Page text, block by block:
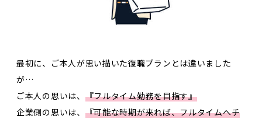
最初に、ご本人が思い描いた復職プランとは違いました
が…
ご本人の思いは、 『フルタイム勤務を目指す』
企業側の思いは、 『可能な時期が来れば、フルタイムへチ